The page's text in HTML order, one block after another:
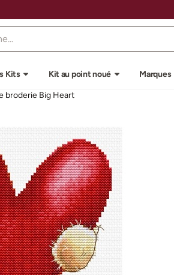
Kits Kit au point noué Marques
broderie Big Heart